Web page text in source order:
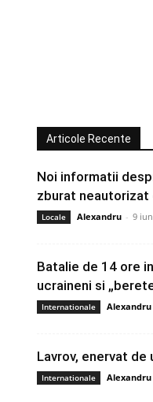
Articole Recente
Noi informatii
zburat neautorizat
Locale Alexandru - 9
Batalie de 14 ore
ucraineni si
Internationale Alexandru
Lavrov, enervat de
Internationale Alexandru